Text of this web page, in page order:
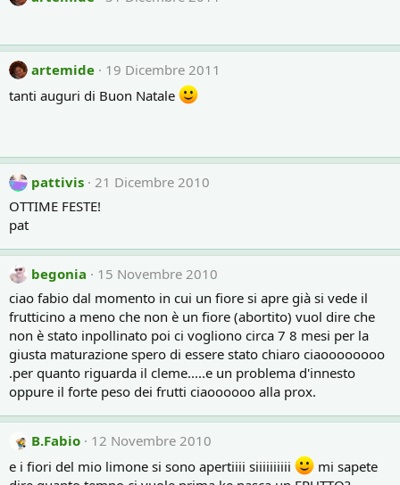
artemide
19 Dicembre 2011
tanti auguri di Buon Natale
pattivis 21 Dicembre 2010
OTTIME FESTE!
pat
begonia
15 Novembre 2010
ciao fabio dal momento in cui un fiore si apre già si vede il
frutticino a meno che non è un fiore (abortito) vuol dire che
non è stato inpollinato poi ci vogliono circa 7 8 mesi per la
giusta maturazione spero di essere stato chiaro ciaoooooooo
.per quanto riguarda il cleme.....e un problema d'innesto
oppure il forte peso dei frutti ciaoooooo alla prox.
B.Fabio
12 Novembre 2010
e i fiori del mio limone si sono apertiiii siiiiiiiiii
mi sapete